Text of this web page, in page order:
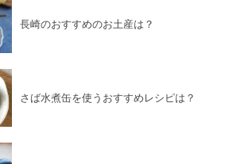
長崎のおすすめのお土産は？
さば水煮缶を使うおすすめレシピは？